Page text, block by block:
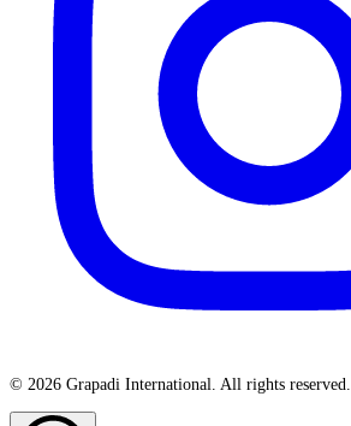
© 2026 Grapadi International. All rights reserved.